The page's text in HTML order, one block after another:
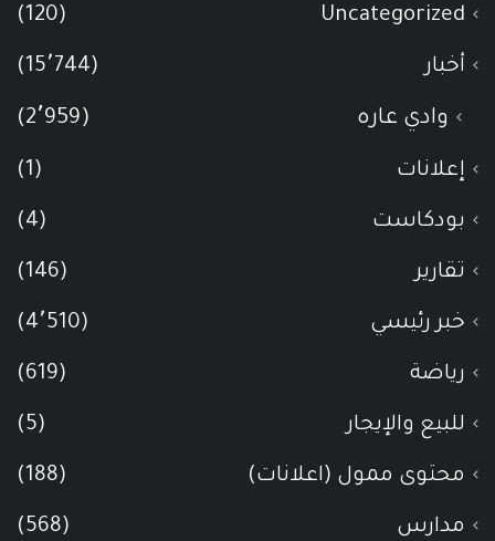
Uncategorized
(120)
أخبار (15٬744)
وادي عاره (2٬959)
إعلانات (1)
بودكاست (4)
تقارير (146)
خبر رئيسي (4٬510)
رياضة (619)
للبيع والإيجار (5)
محتوى ممول (اعلانات) (188)
مدارس (568)